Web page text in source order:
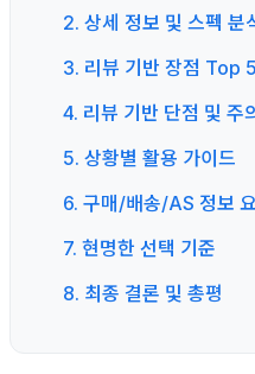
2. 상세 정보 및 스펙 분
3. 리뷰 기반 장점 Top 5
4. 리뷰 기반 단점 및 주
5. 상황별 활용 가이드
6. 구매/배송/AS 정보
7. 현명한 선택 기준
8. 최종 결론 및 총평